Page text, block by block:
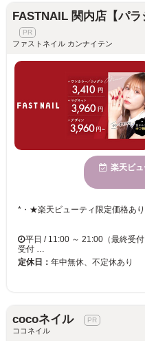
FASTNAIL 関内店【パラ
ファストネイル カンナイテン
楽天ビ
平日 / 11:00 ～ 21:00（最終受
受付 …
定休日： 年中無休、不定休あり
cocoネイル
ココネイル